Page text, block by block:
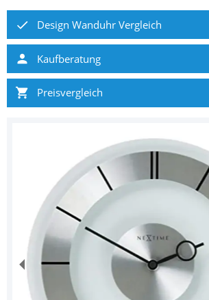
Design Wanduhr Vergleich
Kaufberatung
Preisvergleich